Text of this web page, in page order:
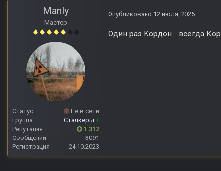
Manly
Мастер
Статус
Не в сети
Группа
Сталкеры +
Репутация
1 312
Сообщений
3091
Регистрация
24.10.2023
Опубликовано 12 июля, 2025
Один раз Кордон - всегда